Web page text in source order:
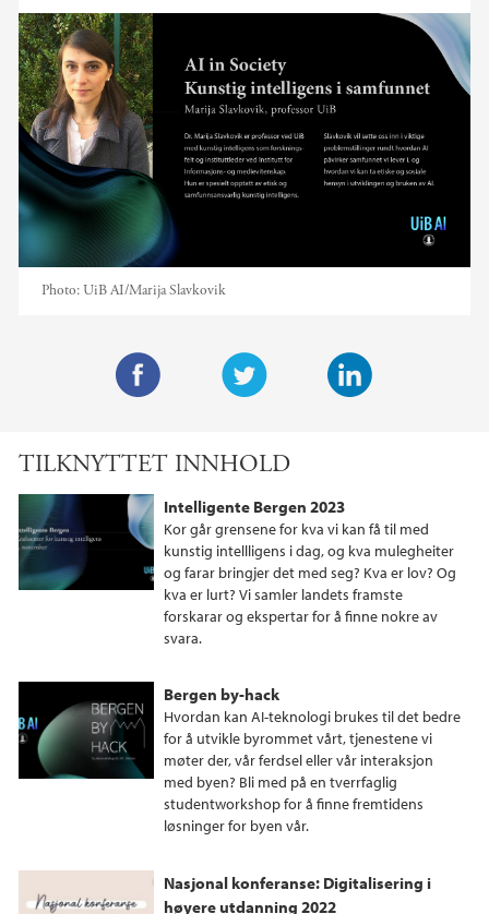
Photo:UiB AI/Marija Slavkovik
i
t
e
r
e
d
I
n
e
b
TILKNYTTET INNHOLD
Intelligente Bergen 2023
Kor går grensene for kva vi kan få til med
kunstig intellligens i dag, og kva mulegheiter
og farar bringjer det med seg? Kva er lov? Og
kva er lurt? Vi samler landets framste
forskarar og ekspertar for å finne nokre av
svara.
Bergen by-hack
Hvordan kan AI-teknologi brukes til det bedre
for å utvikle byrommet vårt, tjenestene vi
møter der, vår ferdsel eller vår interaksjon
med byen? Bli med på en tverrfaglig
studentworkshop for å finne fremtidens
løsninger for byen vår.
Nasjonal konferanse: Digitalisering i
høyere utdanning 2022